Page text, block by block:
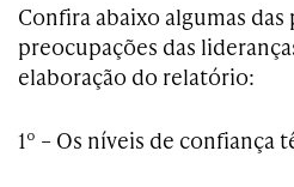
Confira abaixo algumas
preocupações das
elaboração do relatório:
1º – Os níveis de confiança